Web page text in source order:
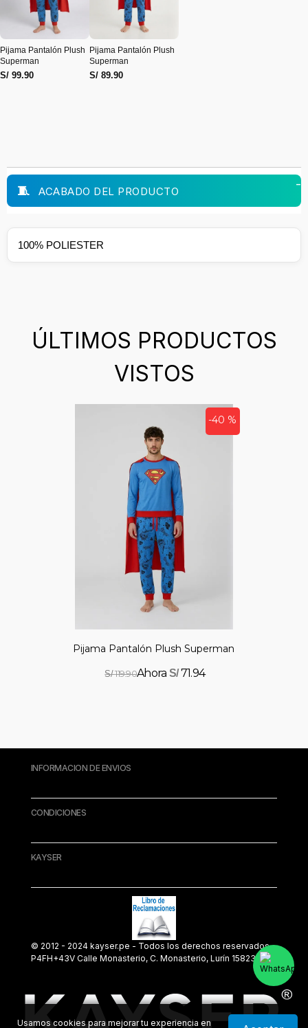
Pijama Pantalón Plush
Superman
S/ 99.90
Pijama Pantalón Plush
Superman
S/ 89.90
ACABADO DEL PRODUCTO
100% POLIESTER
ÚLTIMOS PRODUCTOS
VISTOS
-40 %
Pijama Pantalón Plush Superman
S/119.90 S/71.94
INFORMACION DE ENVIOS
CONDICIONES
KAYSER
© 2012 - 2024 kayser.pe - Todos los derechos reservados.
P4FH+43V Calle Monasterio, C. Monasterio, Lurín 15823
Usamos cookies para mejorar tu experiencia en